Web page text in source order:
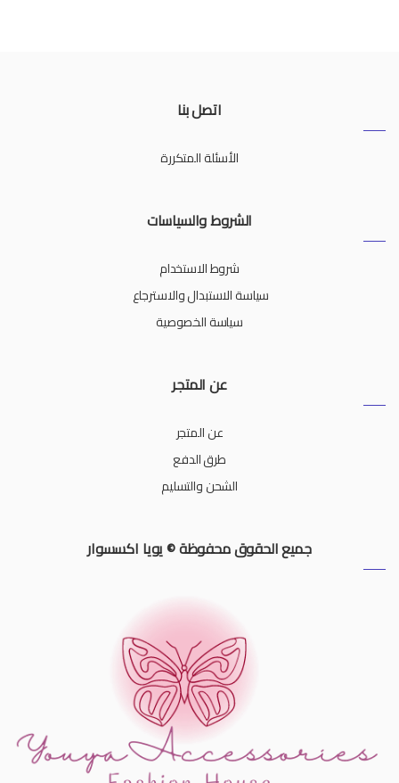
اتصل بنا
الأسئلة المتكررة
الشروط والسياسات
شروط الاستخدام
سياسة الاستبدال والاسترجاع
سياسة الخصوصية
عن المتجر
عن المتجر
طرق الدفع
الشحن والتسليم
جميع الحقوق محفوظة © يويا اكسسوار